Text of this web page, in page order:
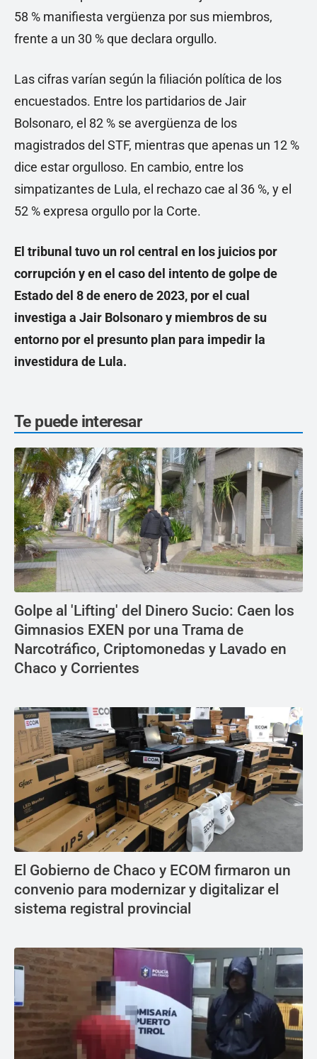
58 % manifiesta vergüenza por sus miembros,
frente a un 30 % que declara orgullo.
Las cifras varían según la filiación política de los
encuestados. Entre los partidarios de Jair
Bolsonaro, el 82 % se avergüenza de los
magistrados del STF, mientras que apenas un 12 %
dice estar orgulloso. En cambio, entre los
simpatizantes de Lula, el rechazo cae al 36 %, y el
52 % expresa orgullo por la Corte.
El tribunal tuvo un rol central en los juicios por
corrupción y en el caso del intento de golpe de
Estado del 8 de enero de 2023, por el cual
investiga a Jair Bolsonaro y miembros de su
entorno por el presunto plan para impedir la
investidura de Lula.
Te puede interesar
Golpe al 'Lifting' del Dinero Sucio: Caen los
Gimnasios EXEN por una Trama de
Narcotráfico, Criptomonedas y Lavado en
Chaco y Corrientes
El Gobierno de Chaco y ECOM firmaron un
convenio para modernizar y digitalizar el
sistema registral provincial